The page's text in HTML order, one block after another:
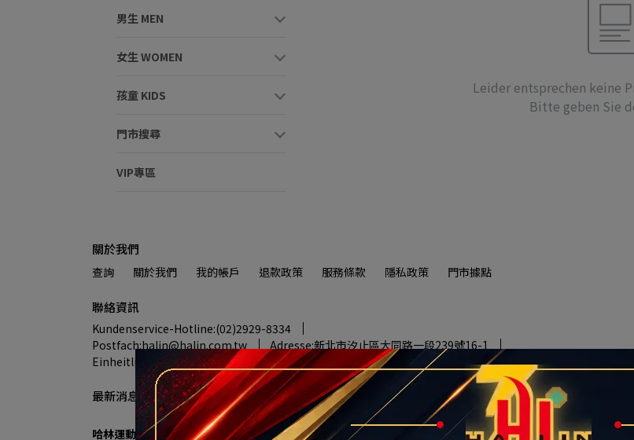
男生 MEN
女生 WOMEN
孩童 KIDS
門市搜尋
VIP專區
Leider entsprechen keine
Bitte geben Sie
關於我們
查詢 關於我們 我的帳戶 退款政策 服務條款 隱私政策 門市據點
聯絡資訊
Kundenservice-Hotline:(02)2929-8334
Postfach:halin@halin.com.tw
Adresse:新北市汐止區大同路一段239號16-1
Einheitliche Nummer:90322663
最新消息
哈林運動進駐秀泰生活樹林店 7/18盛大開幕 多重優惠現省上千元